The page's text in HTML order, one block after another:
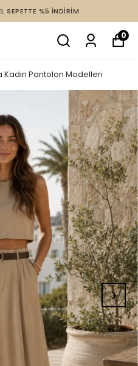
0
Kadın Pantolon Modelleri